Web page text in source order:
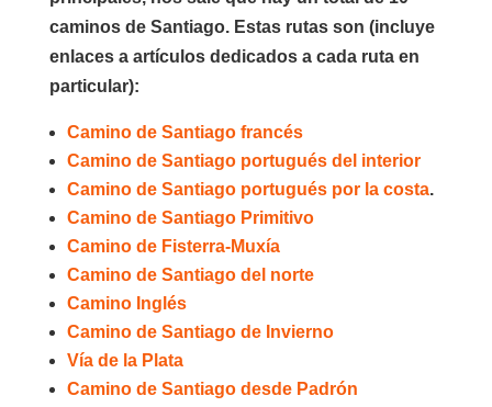
caminos de Santiago. Estas rutas son (incluye
enlaces a artículos dedicados a cada ruta en
particular):
Camino de Santiago francés
Camino de Santiago portugués del interior
Camino de Santiago portugués por la costa.
Camino de Santiago Primitivo
Camino de Fisterra-Muxía
Camino de Santiago del norte
Camino Inglés
Camino de Santiago de Invierno
Vía de la Plata
Camino de Santiago desde Padrón